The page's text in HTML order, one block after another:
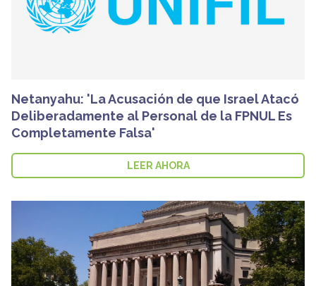
Netanyahu: 'La Acusación de que Israel Atacó
Deliberadamente al Personal de la FPNUL Es
Completamente Falsa'
LEER AHORA